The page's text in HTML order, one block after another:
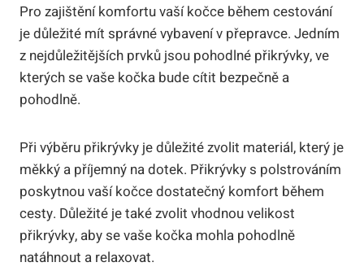
Pro zajištění komfortu vaší kočce během cestování
je důležité mít správné vybavení v přepravce. Jedním
z nejdůležitějších prvků jsou pohodlné přikrývky, ve
kterých se vaše kočka bude cítit bezpečně a
pohodlně.
Při výběru přikrývky je důležité zvolit materiál, který je
měkký a příjemný na dotek. Přikrývky s polstrováním
poskytnou vaší kočce dostatečný komfort během
cesty. Důležité je také zvolit vhodnou velikost
přikrývky, aby se vaše kočka mohla pohodlně
natáhnout a relaxovat.